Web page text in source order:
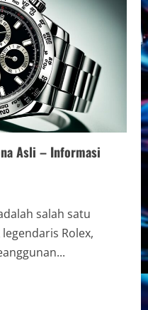
Asli – Informasi
salah satu
Rolex,